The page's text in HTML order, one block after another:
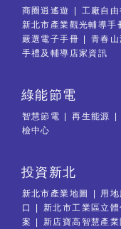
商圈逍遙遊 工廠自由
新北市產業觀光輔導手
嚴選電子手冊
青春
手禮及輔導店家資訊
綠能節電
智慧節電 再生能源
檢中心
投資新北
新北市產業地圖 用地
口
新北市工業區立體
案
新店寶高智慧產